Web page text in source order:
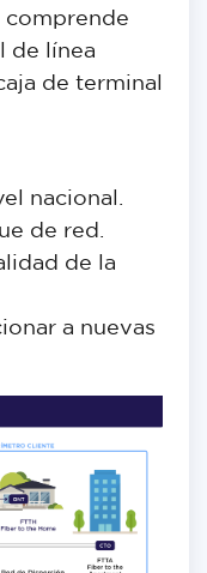
comprende
de línea
de terminal
nacional.
de red.
de la
a nuevas